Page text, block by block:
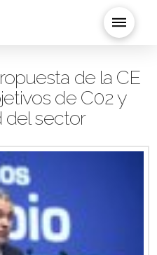
de la CE
de C02 y
del sector